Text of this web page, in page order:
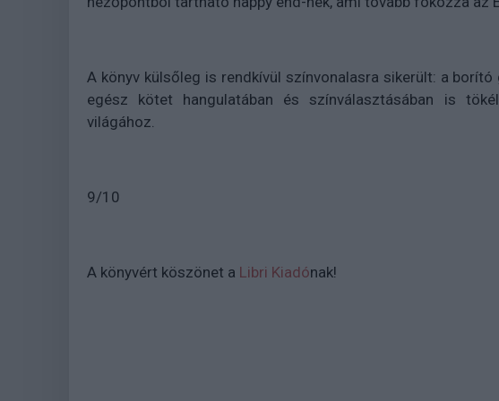
A könyv külsőleg is rendkívül színvonalasra sikerült: a
egész kötet hangulatában és színválasztásában is
világához.
9/10
A könyvért köszönet a Libri Kiadónak!